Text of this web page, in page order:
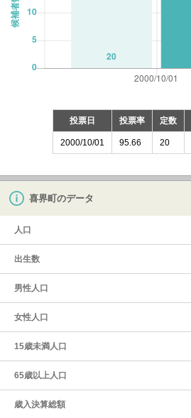
投票日 投票率 定数
2000/10/01 95.66 20
喜界町のデータ
人口
出生数
男性人口
女性人口
15歳未満人口
65歳以上人口
歳入決算総額